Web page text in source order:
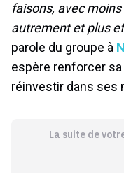
faisons, avec
autrement et plus
parole du groupe à
espère renforcer
réinvestir dans ses
La suite de